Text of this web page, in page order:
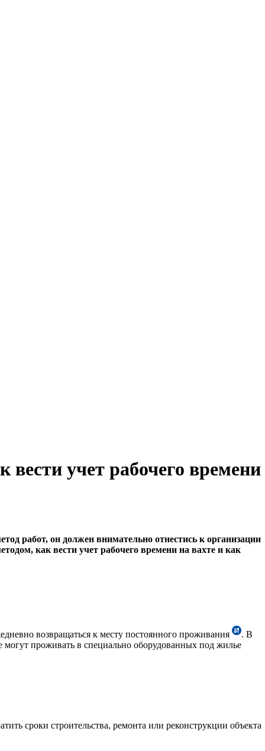
учет рабочего времени
работ, он должен внимательно отнестись к организации
как вести учет рабочего времени на вахте и как
возвращаться к месту постоянного проживания
. В
могут проживать в специально оборудованных под жилье
сроки строительства, ремонта или реконструкции объекта